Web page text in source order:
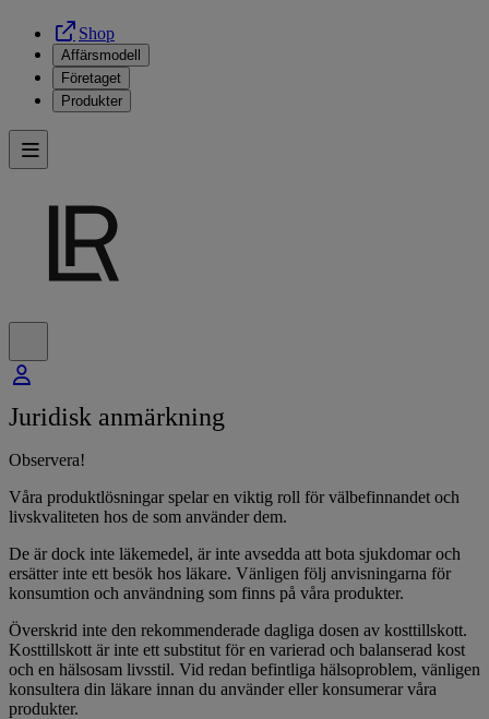
Shop
Affärsmodell
Företaget
Produkter
Juridisk anmärkning
Observera!
Våra produktlösningar spelar en viktig roll för välbefinnandet och
livskvaliteten hos de som använder dem.
De är dock inte läkemedel, är inte avsedda att bota sjukdomar och
ersätter inte ett besök hos läkare. Vänligen följ anvisningarna för
konsumtion och användning som finns på våra produkter.
Överskrid inte den rekommenderade dagliga dosen av kosttillskott.
Kosttillskott är inte ett substitut för en varierad och balanserad kost
och en hälsosam livsstil. Vid redan befintliga hälsoproblem, vänligen
konsultera din läkare innan du använder eller konsumerar våra
produkter.